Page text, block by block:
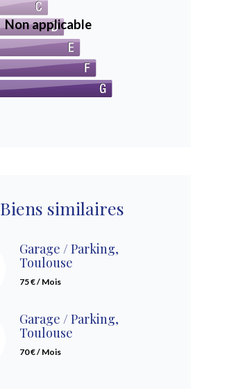
Non applicable
Biens similaires
Garage / Parking,
Toulouse
75 € / Mois
Garage / Parking,
Toulouse
70 € / Mois